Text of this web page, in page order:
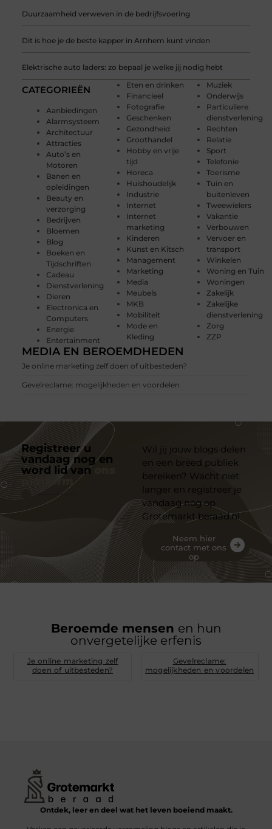
Duurzaamheid verweven in de bedrijfsvoering
Dit is hoe je de beste kapper in Arnhem kunt vinden
Elektrische auto laders: zo bepaal je welke jij nodig hebt
CATEGORIEËN
Aanbiedingen
Alarmsysteem
Architectuur
Attracties
Auto’s en
Motoren
Banen en
opleidingen
Beauty en
verzorging
Bedrijven
Bloemen
Blog
Boeken en
Tijdschriften
Cadeau
Dienstverlening
Dieren
Electronica en
Computers
Energie
Entertainment
Eten en drinken
Financieel
Fotografie
Geschenken
Gezondheid
Groothandel
Hobby en vrije
tijd
Horeca
Huishoudelijk
Industrie
Internet
Internet
marketing
Kinderen
Kunst en Kitsch
Management
Marketing
Media
Meubels
MKB
Mobiliteit
Mode en
Kleding
Muziek
Onderwijs
Particuliere
dienstverlening
Rechten
Relatie
Sport
Telefonie
Toerisme
Tuin en
buitenleven
Tweewielers
Vakantie
Verbouwen
Vervoer en
transport
Winkelen
Woning en Tuin
Woningen
Zakelijk
Zakelijke
dienstverlening
Zorg
ZZP
MEDIA EN BEROEMDHEDEN
Je online marketing zelf doen of uitbesteden?
Gevelreclame: mogelijkheden en voordelen
Registreer u
vandaag nog en
word lid van
platform
Wil jij jouw blogs delen
en een breed publiek
bereiken? Wacht niet
langer en registreer je
vandaag nog op
Grotemarkt beraad.nl
Neem hier
contact met ons
op
Beroemde mensen en hun
onvergetelijke erfenis
Je online marketing zelf
doen of uitbesteden?
Gevelreclame:
mogelijkheden en voordelen
Ontdek, leer en deel wat het leven boeiend maakt.